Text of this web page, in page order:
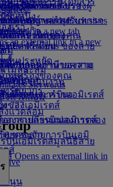
ธมิตร
น
ง
ชั้นหนึ่ง
ชั้นธุรกิจ
หยัดพรีเมียม
ชั้นประหยัด
777
องสายการบินเอมิเรตส์
ของสายการบินเอมิ
พื่อเข้าใช้ห้องรับรองผู้
ยสาร marhaba
ค้าปลอดภาษีของสาย
ส์
นค้าสายการบินเอมิเรตส์
ร้อมกับทารก
ะที่อนุญาตสำหรับทารก
เด็กและทารก
ก
ำหรับเด็ก
บเด็ก
บเด็ก ๆ
งเรา
an external link in a new
การดำเนินงาน
งแวดล้อม
งแวดล้อม
บินเอมิเรตส์มูลนิธิสาย
ส์ Opens an external link in
สนุน
เตอร์ดัม
เชสเตอร์
ไบ
Skywards Exclusives
link in a new tab
รา
ไมล์สะสม
Skywards
ดำเนินงานของเรา
ารเดินทางล่าสุด
นะเที่ยวบินของคุณ
ได้รับการอำนวยความ
เรตส์
อพิเศษและคำขอ
นการเดินทาง
Rewards ของสาย
ส์
นเครื่องของคุณ
ทรัพยากร
ของเอมิเรตส์
อการเปลี่ยนแปลงการจอง
หยุดชะงัก
ตส์
ตส์
ชม
องข้อมูล